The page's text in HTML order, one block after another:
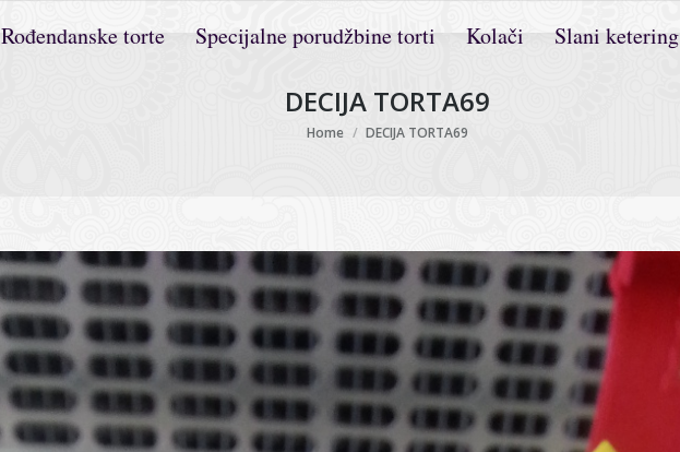
Rođendanske torte Specijalne porudžbine torti Kolači Slani ketering
DECIJA TORTA69
You are here:
Home DECIJA TORTA69